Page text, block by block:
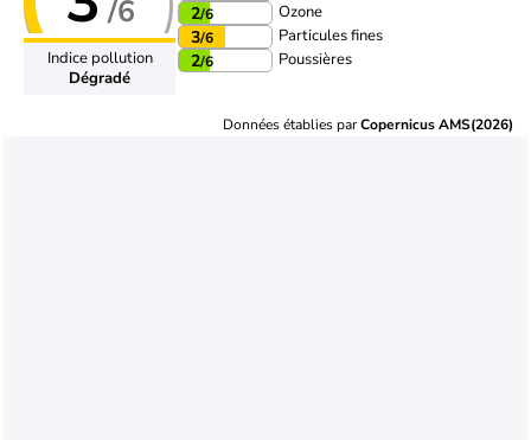
/6
Indice pollution
Dégradé
2/6 Ozone
3/6 Particules fines
2/6 Poussières
Données établies parCopernicus AMS(2026)